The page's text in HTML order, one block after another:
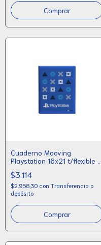
Comprar
Cuaderno Mooving
Playstation 16x21 t/flexible x
$3.114
$2.958,30 con Transferencia o
depósito